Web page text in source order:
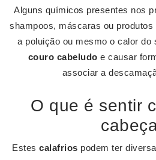
Alguns químicos presentes nos
shampoos, máscaras ou produtos
a poluição ou mesmo o calor do
couro cabeludo e causar
associar a
O que é sentir
Estescalafrios podem ter